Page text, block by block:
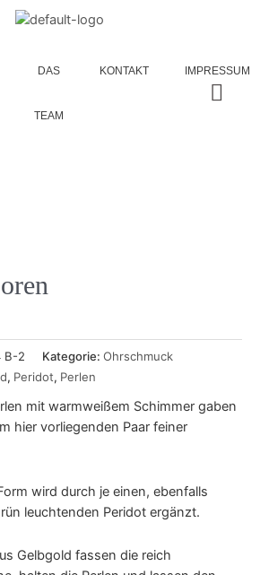
DAS
TEAM
KONTAKT IMPRESSUM
B-2 Kategorie: Ohrschmuck
, Peridot, Perlen
mit warmweißem Schimmer gaben
hier vorliegenden Paar feiner
wird durch je einen, ebenfalls
leuchtenden Peridot ergänzt.
Gelbgold fassen die reich